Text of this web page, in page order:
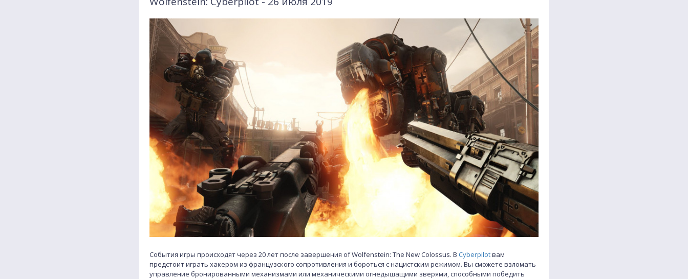
События игры происходят через 20 лет после завершения of Wolfenstein: The New Colossus. В Cyberpilotвам
предстоит играть хакером из французского сопротивления и бороться с нацистским режимом. Вы сможете взломать
управление бронированными механизмами или механическими огнедышащими зверями, способными победить